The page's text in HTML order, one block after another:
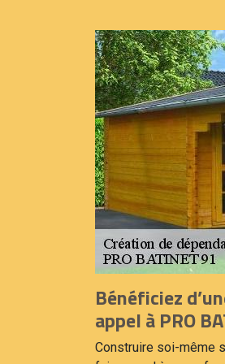
Bénéficiez
appel à PRO
Construire soi-même